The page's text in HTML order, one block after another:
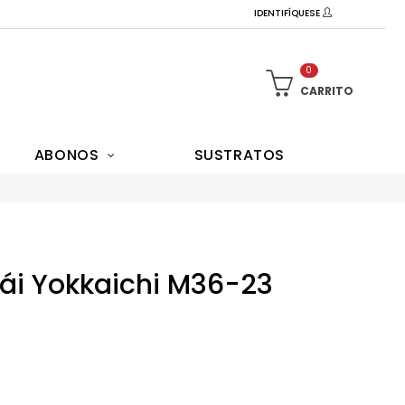
IDENTIFÍQUESE
0
CARRITO
ABONOS SUSTRATOS
Yokkaichi M36-23